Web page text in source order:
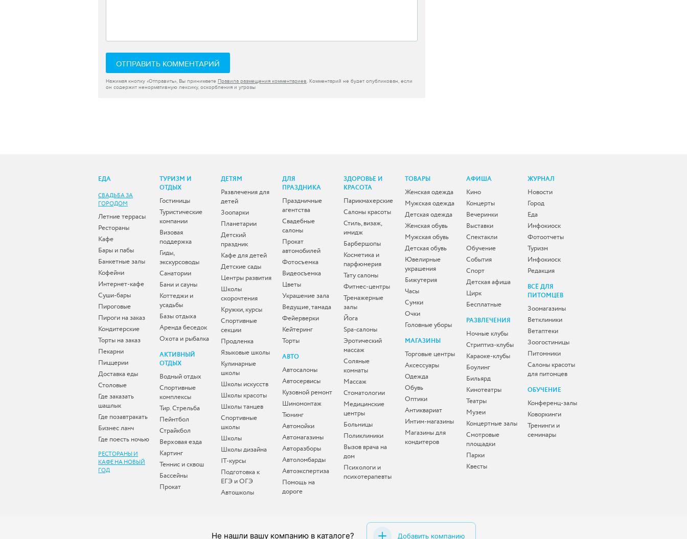
ОТПРАВИТЬ КОММЕНТАРИЙ
Нажимая кнопку «Отправить», Вы принимаете Правила размещения комментариев. Комментарий не будет опубликован, если
он содержит ненормативную лексику, оскорбления и угрозы
ЕДА
СВАДЬБА ЗА
ГОРОДОМ
Летние террасы
Рестораны
Кафе
Бары и пабы
Банкетные залы
Кофейни
Интернет-кафе
Суши-бары
Пироговые
Пироги на заказ
Кондитерские
Торты на заказ
Пекарни
Пиццерии
Доставка еды
Столовые
Где заказать
шашлык
Где позавтракать
Бизнес ланч
Где поесть ночью
РЕСТОРАНЫ И
КАФЕ НА НОВЫЙ
ГОД
ТУРИЗМ И
ОТДЫХ
Гостиницы
Туристические
компании
Визовая
поддержка
Гиды,
экскурсоводы
Санатории
Бани и сауны
Коттеджи и
усадьбы
Базы отдыха
Аренда беседок
Охота и рыбалка
АКТИВНЫЙ
ОТДЫХ
Водный отдых
Спортивные
комплексы
Тир. Стрельба
Пейнтбол
Страйкбол
Верховая езда
Картинг
Теннис и сквош
Бассейны
Прокат
ДЕТЯМ
Развлечения для
детей
Зоопарки
Планетарии
Детский
праздник
Кафе для детей
Детские сады
Центры развития
Школы
скорочтения
Кружки, курсы
Спортивные
секции
Продленка
Языковые школы
Кулинарные
школы
Школы искусств
Школы красоты
Школы танцев
Спортивные
школы
Школы
Школы дизайна
IT-курсы
Подготовка к
ЕГЭ и ОГЭ
Автошколы
ДЛЯ
ПРАЗДНИКА
Праздничные
агентства
Свадебные
салоны
Прокат
автомобилей
Фотосъемка
Видеосъемка
Цветы
Украшение зала
Ведущие, тамада
Фейерверки
Кейтеринг
Торты
АВТО
Автосалоны
Автосервисы
Кузовной ремонт
Шиномонтаж
Тюнинг
Автомойки
Автомагазины
Авторазборы
Автоломбарды
Автоэкспертиза
Помощь на
дороге
ЗДОРОВЬЕ И
КРАСОТА
Парикмахерские
Салоны красоты
Стиль, визаж,
имидж
Барбершопы
Косметика и
парфюмерия
Тату салоны
Фитнес-центры
Тренажерные
залы
Йога
Spa-салоны
Эротический
массаж
Соляные
комнаты
Массаж
Стоматологии
Медицинские
центры
Больницы
Поликлиники
Вызов врача на
дом
Психологи и
психотерапевты
ТОВАРЫ
Женская одежда
Мужская одежда
Детская одежда
Женская обувь
Мужская обувь
Детская обувь
Ювелирные
украшения
Бижутерия
Часы
Сумки
Очки
Головные уборы
МАГАЗИНЫ
Торговые центры
Аксессуары
Одежда
Обувь
Оптики
Антиквариат
Интим-магазины
Магазины для
кондитеров
АФИША
Кино
Концерты
Вечеринки
Выставки
Спектакли
Обучение
События
Спорт
Детская афиша
Цирк
Бесплатные
РАЗВЛЕЧЕНИЯ
Ночные клубы
Стриптиз-клубы
Караоке-клубы
Боулинг
Бильярд
Кинотеатры
Театры
Музеи
Концертные залы
Смотровые
площадки
Парки
Квесты
ЖУРНАЛ
Новости
Город
Еда
Инфокиоск
Фотоотчеты
Туризм
Инфокиоск
Редакция
ВСЁ ДЛЯ
ПИТОМЦЕВ
Зоомагазины
Ветклиники
Ветаптеки
Зоогостиницы
Питомники
Салоны красоты
для питомцев
ОБУЧЕНИЕ
Конференц-залы
Коворкинги
Тренинги и
семинары
Не нашли вашу компанию в каталоге? Добавить компанию